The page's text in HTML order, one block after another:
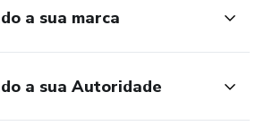
a sua marca
a sua Autoridade